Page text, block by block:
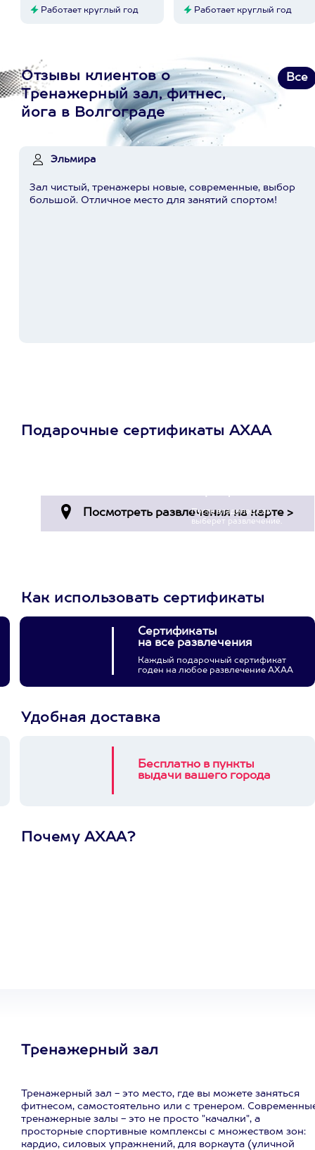
Работает круглый год Работает круглый год
Отзывы клиентов о
Тренажерный зал, фитнес,
йога в Волгограде
Все
Эльмира
Зал чистый, тренажеры новые, современные, выбор
большой. Отличное место для занятий спортом!
Подарочные сертификаты АХАА
Пусть владелец сам
выберет развлечение.
Как использовать сертификаты
Сертификаты
на все развлечения
Каждый подарочный сертификат
годен на любое развлечение АХАА
Удобная доставка
Бесплатно в пункты
выдачи вашего города
Почему АХАА?
Тренажерный зал
Тренажерный зал - это место, где вы можете заняться
фитнесом, самостоятельно или с тренером.
тренажерные залы - это не просто "качалки", а
просторные спортивные комплексы с множеством зон:
кардио, силовых упражнений, для воркаута (уличной